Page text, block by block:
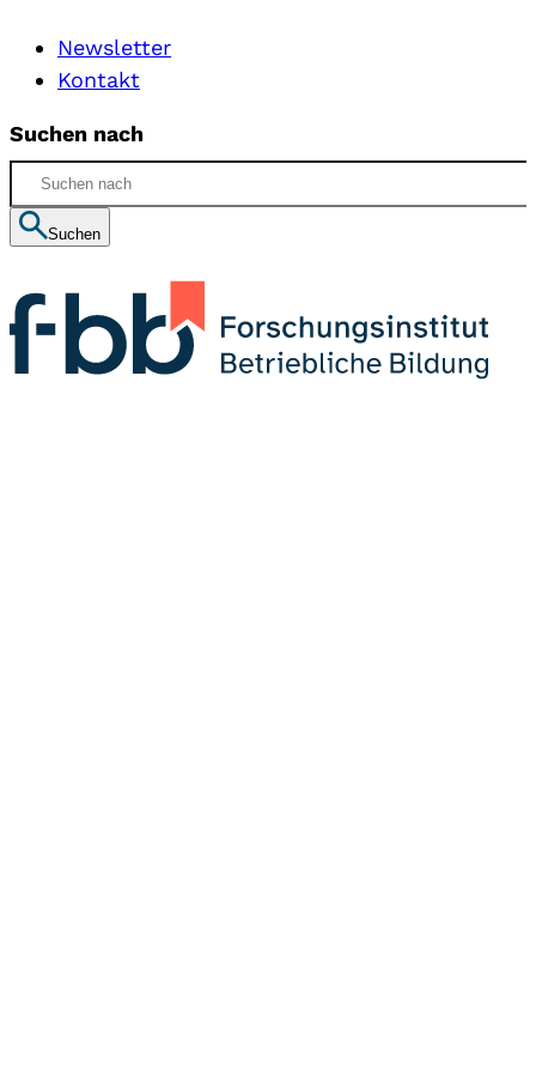
Newsletter
Kontakt
Suchen nach
Suchen